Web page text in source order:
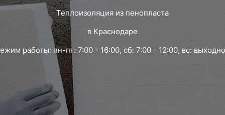
Теплоизоляция из пенопласта
в Краснодаре
работы: пн-пт: 7:00 - 16:00, сб: 7:00 - 12:00, вс: